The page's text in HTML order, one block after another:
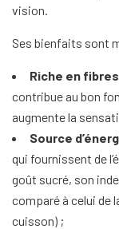
vision.
Ses bienfaits sont
Riche en fibres
contribue au bon
augmente la
Source
qui fournissent de
goût sucré, son
comparé à celui de
cuisson) ;